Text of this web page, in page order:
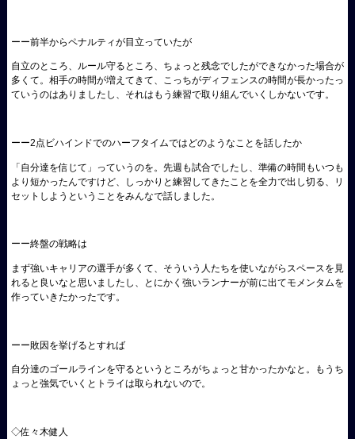
ーー前半からペナルティが目立っていたが
自立のところ、ルール守るところ、ちょっと残念でしたができなかった場合が
多くて。相手の時間が増えてきて、こっちがディフェンスの時間が長かったっ
ていうのはありましたし、それはもう練習で取り組んでいくしかないです。
ーー2点ビハインドでのハーフタイムではどのようなことを話したか
「自分達を信じて」っていうのを。先週も試合でしたし、準備の時間もいつも
より短かったんですけど、しっかりと練習してきたことを全力で出し切る、リ
セットしようということをみんなで話しました。
ーー終盤の戦略は
まず強いキャリアの選手が多くて、そういう人たちを使いながらスペースを見
れると良いなと思いましたし、とにかく強いランナーが前に出てモメンタムを
作っていきたかったです。
ーー敗因を挙げるとすれば
自分達のゴールラインを守るというところがちょっと甘かったかなと。もうち
ょっと強気でいくとトライは取られないので。
◇佐々木健人